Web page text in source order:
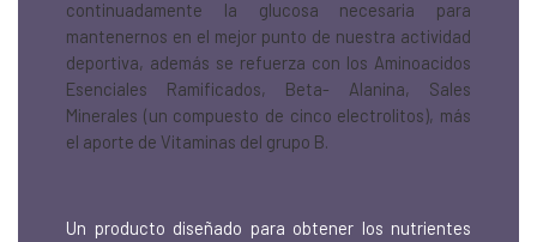
continuadamente la glucosa necesaria para
mantenernos en el mejor punto de nuestra actividad
deportiva, además se refuerza con los Aminoacidos
Esenciales Ramificados, Beta- Alanina, Sales
Minerales (un compuesto de cinco electrolitos), más
el aporte de Vitaminas del grupo B.
Un producto diseñado para obtener los nutrientes